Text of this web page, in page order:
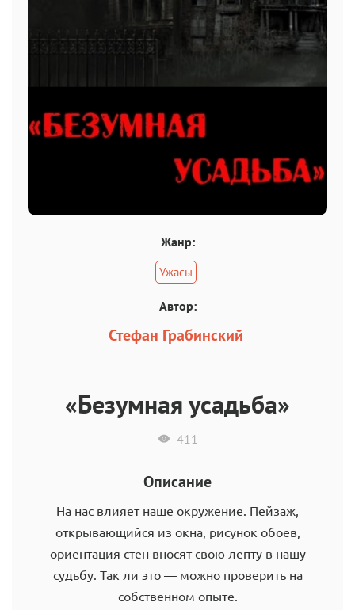
Жанр:
Ужасы
Автор:
Стефан Грабинский
«Безумная усадьба»
411
Описание
На нас влияет наше окружение. Пейзаж,
открывающийся из окна, рисунок обоев,
ориентация стен вносят свою лепту в нашу
судьбу. Так ли это — можно проверить на
собственном опыте.